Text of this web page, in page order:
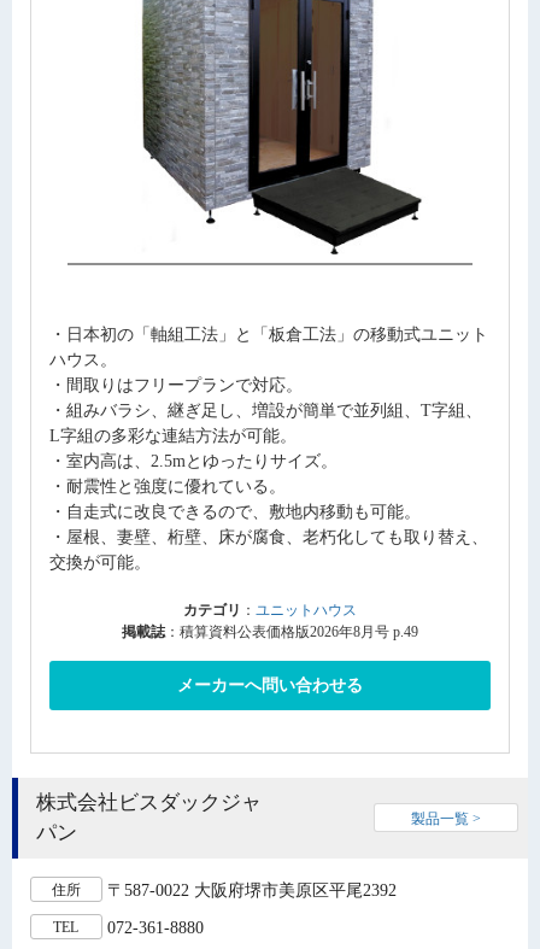
・日本初の「軸組工法」と「板倉工法」の移動式ユニット
ハウス。
・間取りはフリープランで対応。
・組みバラシ、継ぎ足し、増設が簡単で並列組、T字組、
L字組の多彩な連結方法が可能。
・室内高は、2.5mとゆったりサイズ。
・耐震性と強度に優れている。
・自走式に改良できるので、敷地内移動も可能。
・屋根、妻壁、桁壁、床が腐食、老朽化しても取り替え、
交換が可能。
カテゴリ ： ユニットハウス
掲載誌：積算資料公表価格版2026年8月号 p.49
メーカーへ問い合わせる
株式会社ビスダックジャ
パン
製品一覧 >
住所 〒587-0022 大阪府堺市美原区平尾2392
TEL 072-361-8880